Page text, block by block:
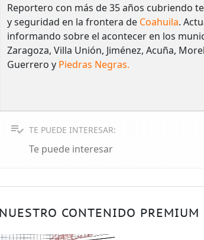
Reportero con más de 35 años cubriendo
y seguridad en la frontera de Coahuila.
informando sobre el acontecer en los
Zaragoza, Villa Unión, Jiménez, Acuña,
Guerrero y Piedras Negras.
TE PUEDE INTERESAR:
Te puede interesar
NUESTRO CONTENIDO PREMIUM